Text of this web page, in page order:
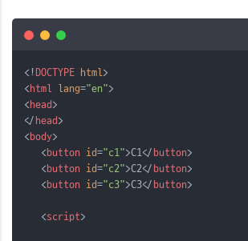
<! DOCTYPE html >
< html lang="en">
< head >
</ head >
< body>
   <
button id="c1">C1</ button>
   <
button id="c2">C2</ button>
   <
button id="c3">C3</ button>
   <
script>